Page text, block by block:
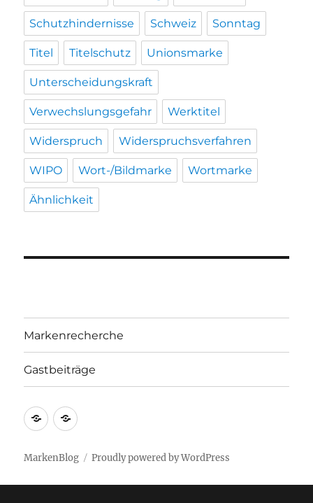
Schutzhindernisse Schweiz Sonntag
Titel Titelschutz Unionsmarke
Unterscheidungskraft
Verwechslungsgefahr Werktitel
Widerspruch Widerspruchsverfahren
WIPO Wort-/Bildmarke Wortmarke
Ähnlichkeit
Markenrecherche
Gastbeiträge
Markenrecherche
Gastbeiträge
MarkenBlog Proudly powered by WordPress